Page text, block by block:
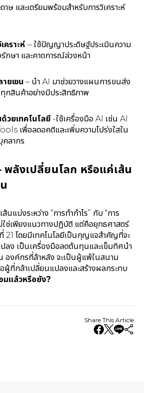
าษ และเตรียมพร้อมสำหรับการวิเคราะห์
คราะห์– ใช้ปัญญาประดิษฐ์ประเมินความ
กษา และคาดการณ์ล่วงหน้า
ยเชน – นำ AI มาช่วยวางแผนการขนส่ง
กสินค้าอย่างมีประสิทธิภาพ
วยเทคโนโลยี -ใช้เครื่องมือ AI เช่น AI
เพื่อลดอคติและเพิ่มความโปร่งใสใน
คลากร
พลังเปลี่ยนโลก หรือแค่เส้น
นแบ่งระหว่าง “การทำกำไร” กับ “การ
ใช่เพียงแนวทางปฏิบัติ แต่คือยุทธศาสตร์
21 โดยมีเทคโนโลยีเป็นกุญแจสำคัญที่จะ
ปลง เป็นเครื่องมือลดต้นทุนและเข็มทิศนำ
องค์กรที่ล้าหลัง จะเป็นผู้แพ้ในสนาม
ที่กล้าเปลี่ยนแปลงและสร้างผลกระทบ
มแล้วหรือยัง?
Share This Article